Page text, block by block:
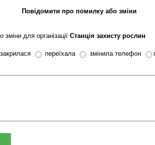
Повідомити про помилку або зміни
для організації Станція захисту рослин
закрилася переїхала змінила телефон